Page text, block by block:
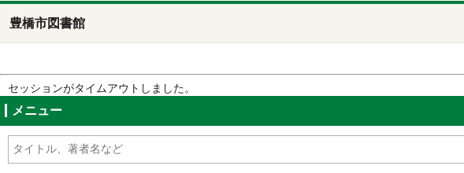
豊橋市図書館
セッションがタイムアウトしました。
メニュー